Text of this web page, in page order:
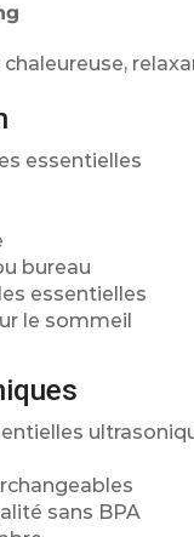
essentielles
bureau
essentielles
le sommeil
sans BPA